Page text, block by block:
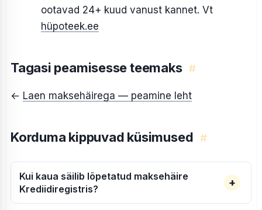
ootavad 24+ kuud vanust kannet. Vt
hüpoteek.ee
Tagasi peamisesse teemaks #
← Laen maksehäirega — peamine leht
Korduma kippuvad küsimused #
Kui kaua säilib lõpetatud maksehäire
Krediidiregistris?